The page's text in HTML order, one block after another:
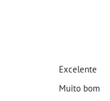
Excelente
Muito bom